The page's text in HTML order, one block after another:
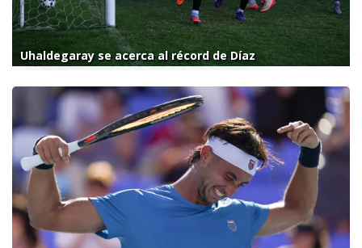
Uhaldegaray se acerca al récord de Díaz